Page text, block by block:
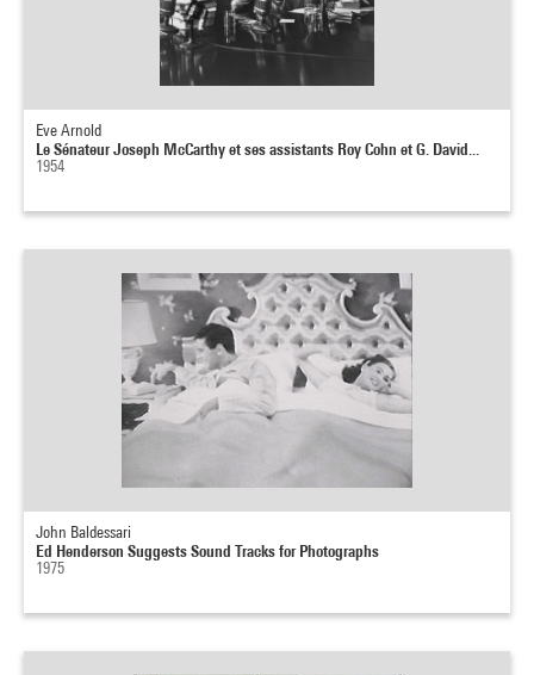
Eve Arnold
Le Sénateur Joseph McCarthy et ses assistants Roy Cohn et G. David...
1954
John Baldessari
Ed Henderson Suggests Sound Tracks for Photographs
1975